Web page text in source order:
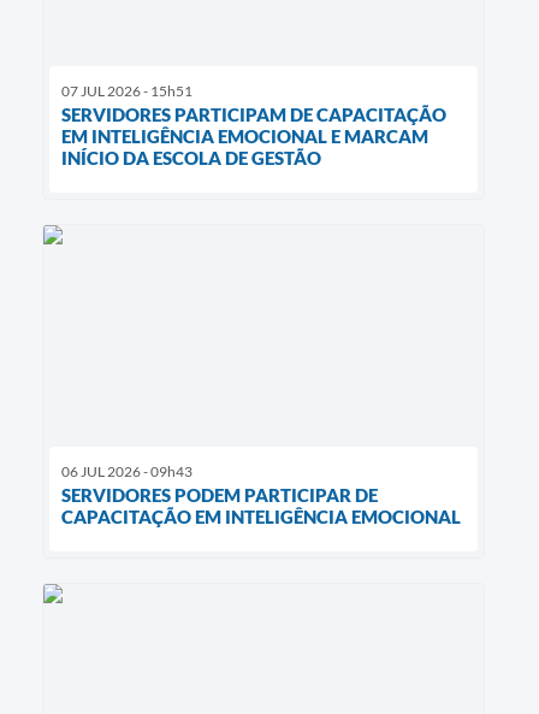
07 JUL 2026 - 15h51
SERVIDORES PARTICIPAM DE CAPACITAÇÃO
EM INTELIGÊNCIA EMOCIONAL E MARCAM
INÍCIO DA ESCOLA DE GESTÃO
06 JUL 2026 - 09h43
SERVIDORES PODEM PARTICIPAR DE
CAPACITAÇÃO EM INTELIGÊNCIA EMOCIONAL